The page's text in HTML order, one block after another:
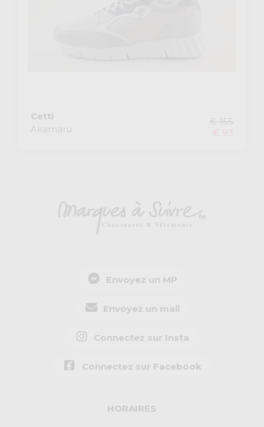
Cetti
Akamaru
€ 155
€ 93
Envoyez un MP
Envoyez un mail
Connectez sur Insta
Connectez sur Facebook
HORAIRES